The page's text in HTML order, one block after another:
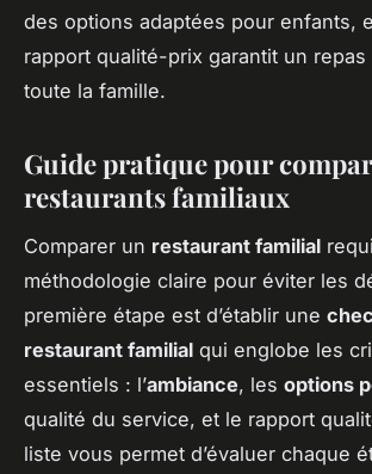
des options adaptées pour enfants,
rapport qualité-prix garantit un
toute la famille.
Guide pratique pour
restaurants familiaux
Comparer un restaurant familial
méthodologie claire pour éviter les
première étape est d’établir une
restaurant familial qui englobe les
essentiels : l’ambiance, les options
qualité du service, et le rapport
liste vous permet d’évaluer chaque